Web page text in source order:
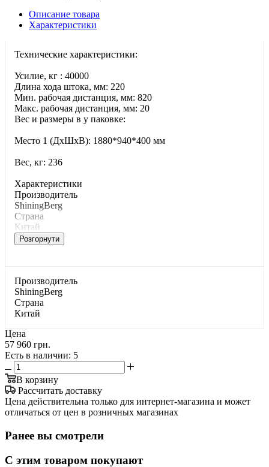
Описание товара
Характеристики
Технические характеристики:
Усилие, кг : 40000
Длина хода штока, мм: 220
Мин. рабочая дистанция, мм: 820
Макс. рабочая дистанция, мм: 20
Вес и размеры в у паковке:
Место 1 (ДхШхВ): 1880*940*400 мм
Вес, кг: 236
Характеристики
Производитель
ShiningBerg
Страна
Китай
Розгорнути
Производитель
ShiningBerg
Страна
Китай
Цена
57 960 грн.
Есть в наличии: 5
В корзину
Рассчитать доставку
Цена действительна только для интернет-магазина и может
отличаться от цен в розничных магазинах
Ранее вы смотрели
С этим товаром покупают